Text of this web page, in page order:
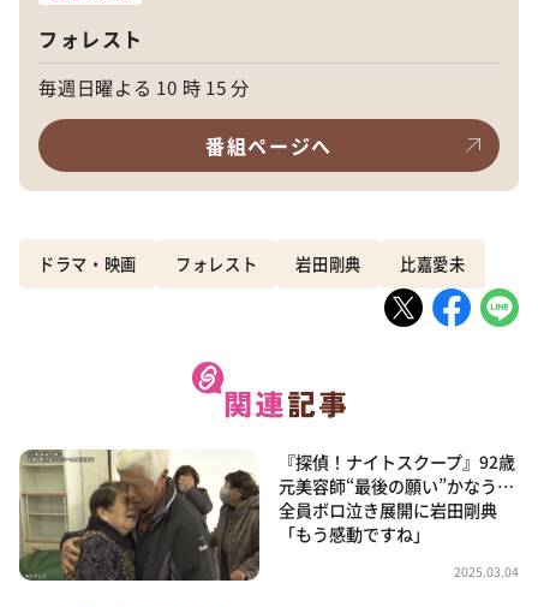
フォレスト
毎週日曜よる 10 時 15 分
番組ページへ
ドラマ・映画 フォレスト 岩田剛典 比嘉愛未
『探偵！ナイトスクープ』92歳
元美容師“最後の願い”かなう…
全員ボロ泣き展開に岩田剛典
「もう感動ですね」
2025.03.04